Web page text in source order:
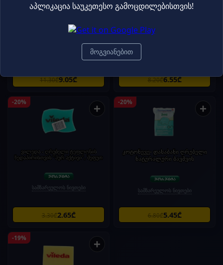
"პოვერ ინოქსი" #2
11.30₾9.05₾ 8.20₾6.55₾
-20% +
ვილედა - ღრუბელი ტეფლონის
ზედაპირისთვის "პურ აქტივი", შეფუთ
სამზარეულოს ნივთები
3.30₾2.65₾
-20% +
კოტონევე- დასაბანი ღრუბელი
ნატურალური ბავშვის
სამზარეულოს ნივთები
6.80₾5.45₾
-19% +
აპლიკაცია საუკეთესო გამოცდილებისთვის!
მოგვიანებით